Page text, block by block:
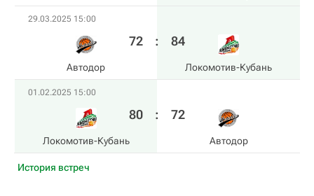
29.03.2025 15:00
Автодор
72 : 84
Локомотив-Кубань
01.02.2025 15:00
Локомотив-Кубань
80 : 72
Автодор
История встреч